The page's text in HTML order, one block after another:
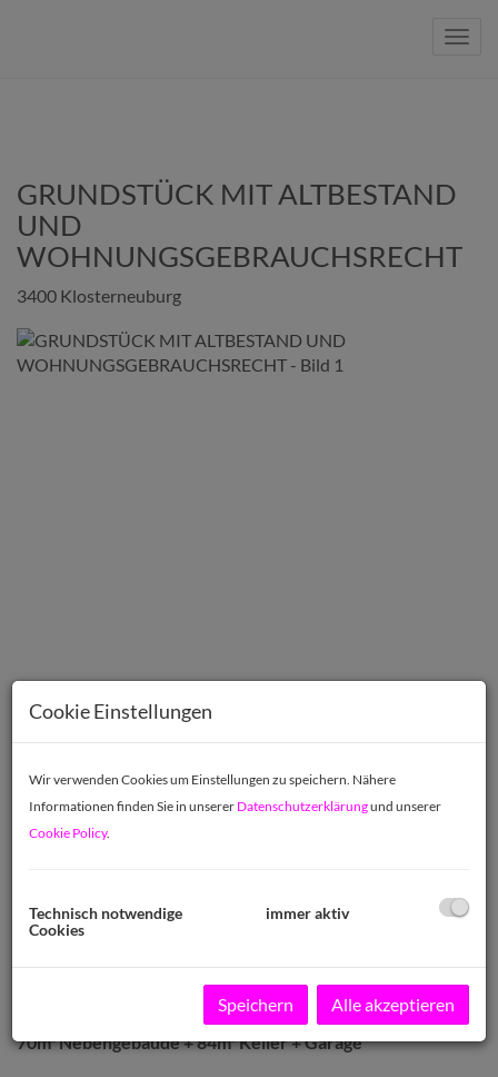
GRUNDSTÜCK MIT ALTBESTAND
UND
WOHNUNGSGEBRAUCHSRECHT
3400 Klosterneuburg
Beschreibung
WOHNUNGSGEBRAUCHSRECHT
Altbestand: BJ 1870 / Garage genehmigt 1968 /140m² +
70m² Nebengebäude + 84m² Keller + Garage
Cookie Einstellungen
Wir verwenden Cookies um Einstellungen zu speichern. Nähere
Informationen finden Sie in unserer Datenschutzerklärungund unserer
Cookie Policy.
Technisch notwendige
Cookies
immer aktiv
Speichern Alle akzeptieren